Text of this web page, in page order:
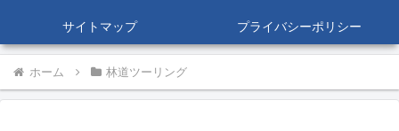
サイトマップ プライバシーポリシー
ホーム 林道ツーリング